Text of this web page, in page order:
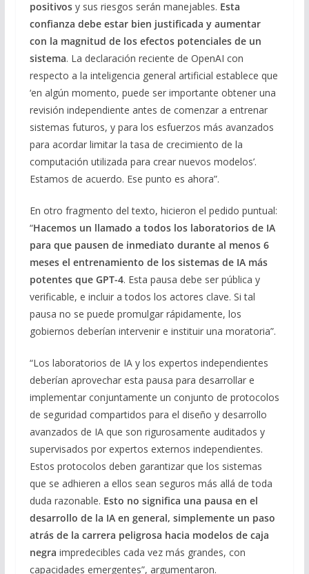
positivos y sus riesgos serán manejables. Esta
confianza debe estar bien justificada y aumentar
con la magnitud de los efectos potenciales de un
sistema. La declaración reciente de OpenAI con
respecto a la inteligencia general artificial establece que
‘en algún momento, puede ser importante obtener una
revisión independiente antes de comenzar a entrenar
sistemas futuros, y para los esfuerzos más avanzados
para acordar limitar la tasa de crecimiento de la
computación utilizada para crear nuevos modelos’.
Estamos de acuerdo. Ese punto es ahora”.
En otro fragmento del texto, hicieron el pedido puntual:
“Hacemos un llamado a todos los laboratorios de IA
para que pausen de inmediato durante al menos 6
meses el entrenamiento de los sistemas de IA más
potentes que GPT-4. Esta pausa debe ser pública y
verificable, e incluir a todos los actores clave. Si tal
pausa no se puede promulgar rápidamente, los
gobiernos deberían intervenir e instituir una moratoria”.
“Los laboratorios de IA y los expertos independientes
deberían aprovechar esta pausa para desarrollar e
implementar conjuntamente un conjunto de protocolos
de seguridad compartidos para el diseño y desarrollo
avanzados de IA que son rigurosamente auditados y
supervisados por expertos externos independientes.
Estos protocolos deben garantizar que los sistemas
que se adhieren a ellos sean seguros más allá de toda
duda razonable. Esto no significa una pausa en el
desarrollo de la IA en general, simplemente un paso
atrás de la carrera peligrosa hacia modelos de caja
negra impredecibles cada vez más grandes, con
capacidades emergentes”, argumentaron.